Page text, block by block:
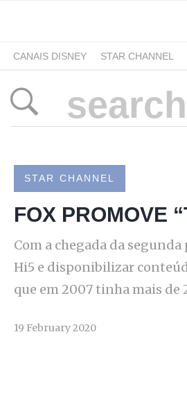
CANAIS DISNEY STAR CHANNEL
STAR CHANNEL
FOX PROMOVE
Com a chegada da
Hi5 e disponibilizar
que em 2007 tinha mais
19 February 2020